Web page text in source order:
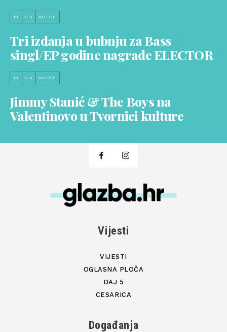
19 SIJ VIJESTI
Tri izdanja u bubnju za Bass
singl/EP godine nagrade ELECTOR
19 SIJ VIJESTI
Jimmy Stanić & The Boys na
Valentinovo u Tvornici kulture
Vijesti
VIJESTI
OGLASNA PLOČA
DAJ 5
CESARICA
Događanja